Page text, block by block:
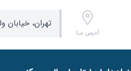
آدرس مـا
تهران، خیابان